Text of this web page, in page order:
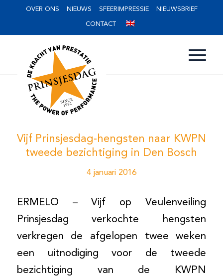
OVER ONS NIEUWS SFEERIMPRESSIE NIEUWSBRIEF
CONTACT
Vijf Prinsjesdag-hengsten naar KWPN
tweede bezichtiging in Den Bosch
4 januari 2016
ERMELO – Vijf op Veulenveiling
Prinsjesdag verkochte hengsten
verkregen de afgelopen twee weken
een uitnodiging voor de tweede
bezichtiging van de KWPN